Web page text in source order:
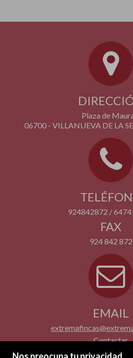
Plaza de
06700 - VILLANUEVA DE LA
924842872 /
FAX
924 842 872
EMAIL
Contactar